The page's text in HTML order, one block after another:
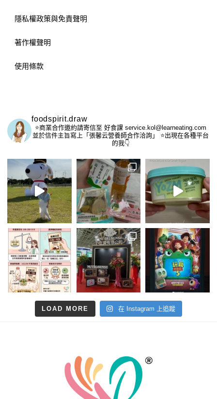
隱私權政策與免責聲明
著作權聲明
使用條款
foodspirit.draw
⭐️商業合作邀約請寄信至 好食課 service.kol@learneating.com
並於信件主旨寫上「張馨云營養師合作洽詢」
⭐️出現在各種平台
的我👇
LOAD MORE 在 Instagram 上追蹤